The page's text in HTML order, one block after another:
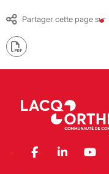
Partager cette page sur